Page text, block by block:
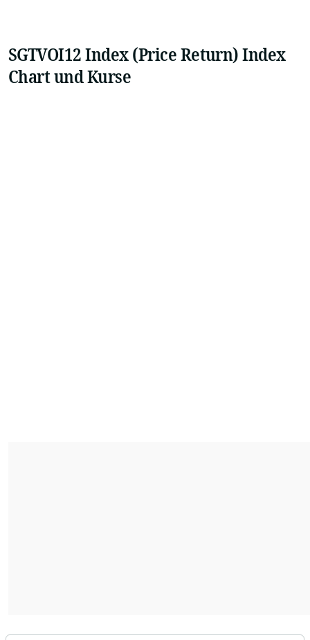
SGTVOI12 Index (Price Return) Index
Chart und Kurse